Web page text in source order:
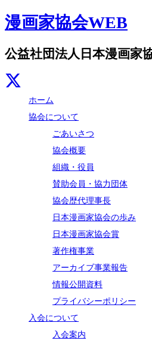
漫画家協会WEB
公益社団法人日本漫画家
ホーム
協会について
ごあいさつ
協会概要
組織・役員
賛助会員・協力団体
協会歴代理事長
日本漫画家協会の歩み
日本漫画家協会賞
著作権事業
アーカイブ事業報告
情報公開資料
プライバシーポリシー
入会について
入会案内